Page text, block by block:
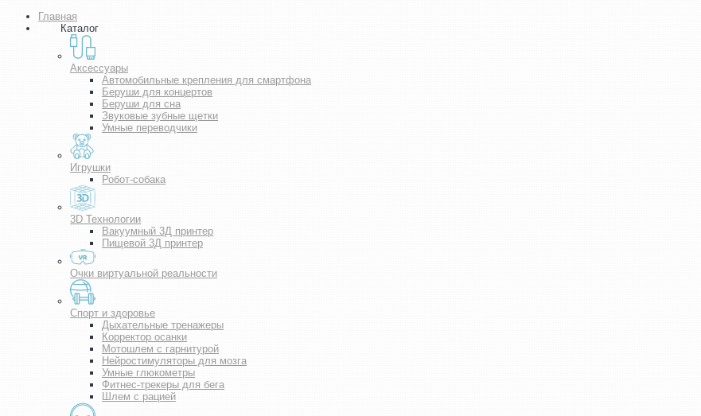
Главная
Каталог
Аксессуары
Автомобильные крепления для смартфона
Беруши для концертов
Беруши для сна
Звуковые зубные щетки
Умные переводчики
Игрушки
Робот-собака
3D Технологии
Вакуумный 3Д принтер
Пищевой 3Д принтер
Очки виртуальной реальности
Спорт и здоровье
Дыхательные тренажеры
Корректор осанки
Мотошлем с гарнитурой
Нейростимуляторы для мозга
Умные глюкометры
Фитнес-трекеры для бега
Шлем с рацией